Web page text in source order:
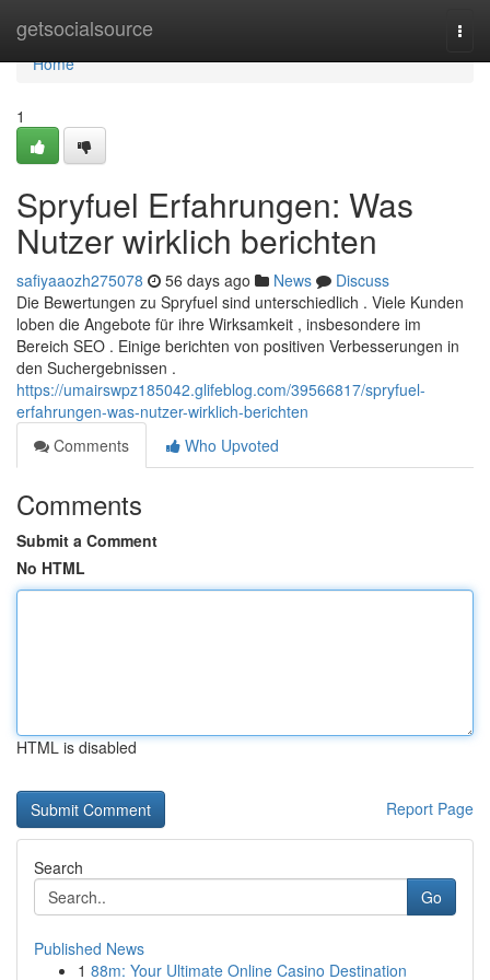
getsocialsource
Home
Home
1
Spryfuel Erfahrungen: Was
Nutzer wirklich berichten
safiyaaozh275078 56 days ago News
Discuss
Die Bewertungen zu Spryfuel sind unterschiedlich . Viele Kunden
loben die Angebote für ihre Wirksamkeit , insbesondere im
Bereich SEO . Einige berichten von positiven Verbesserungen in
den Suchergebnissen .
https://umairswpz185042.glifeblog.com/39566817/spryfuel-
erfahrungen-was-nutzer-wirklich-berichten
Comments
Who Upvoted
Comments
Submit a Comment
No HTML
HTML is disabled
Report Page
Search
Go
Published News
1 88m: Your Ultimate Online Casino Destination